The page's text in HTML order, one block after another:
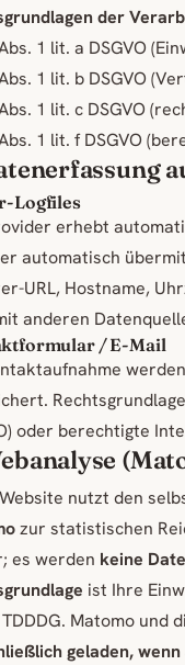
der
1 lit. a DSGVO
1 lit. b DSGVO
1 lit. c DSGVO
1 lit. f DSGVO
Logfiles
erhebt
automatisch
URL, Hostname,
anderen
/ E-Mail
oder berechtigte
nutzt den
zur statistischen
es werden keine
ist Ihre
TDDDG. Matomo
geladen,